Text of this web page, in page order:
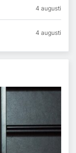
4 augusti
4 augusti